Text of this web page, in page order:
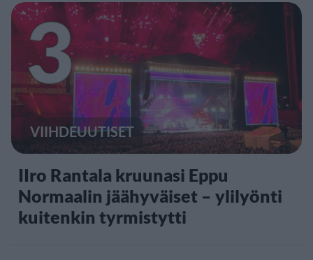
3
VIIHDEUUTISET
IIro Rantala kruunasi Eppu
Normaalin jäähyväiset – ylilyönti
kuitenkin tyrmistytti